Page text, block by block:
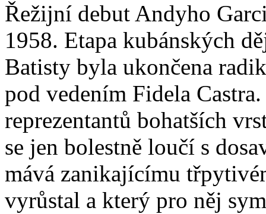
Řežijní debut Andyho
1958. Etapa kubánských
Batisty byla ukončena
pod vedením Fidela
reprezentantů bohatších
se jen bolestně loučí s
mává zanikajícímu
vyrůstal a který pro něj